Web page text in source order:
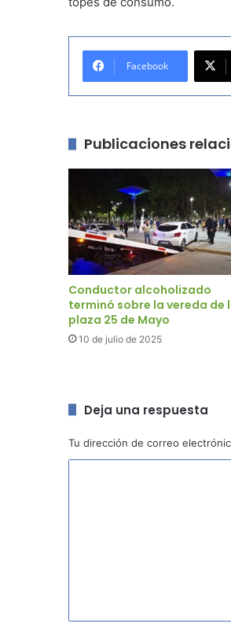
Facebook
Publicaciones
Conductor alcoholizado
terminó sobre la vereda de
plaza 25 de Mayo
10 de julio de 2025
Deja una respuesta
Tu dirección de correo